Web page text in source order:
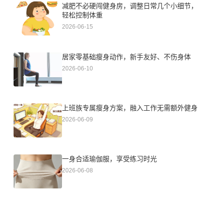
减肥不必硬闯健身房，调整日常几个小细节，
轻松控制体重
2026-06-15
居家零基础瘦身动作，新手友好、不伤身体
2026-06-10
上班族专属瘦身方案，融入工作无需额外健身
2026-06-09
一身合适瑜伽服，享受练习时光
2026-06-08